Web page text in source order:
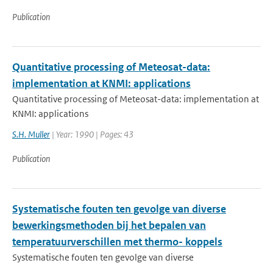
Publication
Quantitative processing of Meteosat-data:
implementation at KNMI: applications
Quantitative processing of Meteosat-data: implementation at
KNMI: applications
S.H. Muller | Year: 1990 | Pages: 43
Publication
Systematische fouten ten gevolge van diverse
bewerkingsmethoden bij het bepalen van
temperatuurverschillen met thermo- koppels
Systematische fouten ten gevolge van diverse